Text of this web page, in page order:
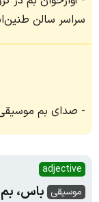
سراسر سالن
صدای بم
adjective
موسیقی باس،